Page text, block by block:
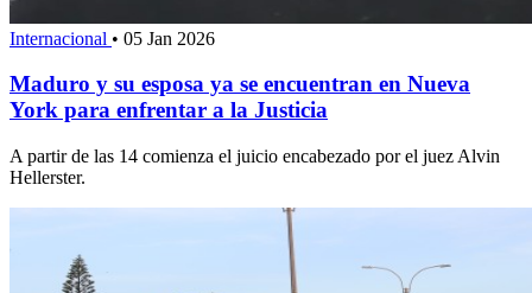
Internacional • 05 Jan 2026
Maduro y su esposa ya se encuentran en Nueva
York para enfrentar a la Justicia
A partir de las 14 comienza el juicio encabezado por el juez Alvin
Hellerster.